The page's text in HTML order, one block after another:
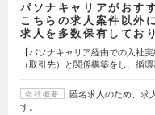
パソナキャリアがおす
こちらの求人案件以外
求人を多数保有してお
【パソナキャリア経由での入社
（取引先）と関係構築をし、循
会社概要
匿名求人のため、求
す。